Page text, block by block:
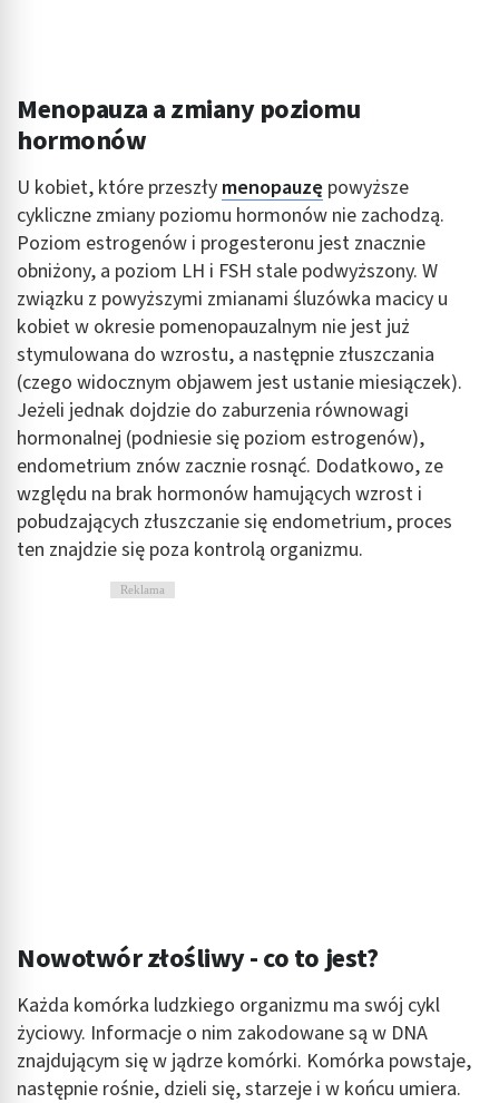
Menopauza a zmiany poziomu
hormonów
U kobiet, które przeszły menopauzę powyższe
cykliczne zmiany poziomu hormonów nie zachodzą.
Poziom estrogenów i progesteronu jest znacznie
obniżony, a poziom LH i FSH stale podwyższony. W
związku z powyższymi zmianami śluzówka macicy u
kobiet w okresie pomenopauzalnym nie jest już
stymulowana do wzrostu, a następnie złuszczania
(czego widocznym objawem jest ustanie miesiączek).
Jeżeli jednak dojdzie do zaburzenia równowagi
hormonalnej (podniesie się poziom estrogenów),
endometrium znów zacznie rosnąć. Dodatkowo, ze
względu na brak hormonów hamujących wzrost i
pobudzających złuszczanie się endometrium, proces
ten znajdzie się poza kontrolą organizmu.
Reklama
Nowotwór złośliwy - co to jest?
Każda komórka ludzkiego organizmu ma swój cykl
życiowy. Informacje o nim zakodowane są w DNA
znajdującym się w jądrze komórki. Komórka powstaje,
następnie rośnie, dzieli się, starzeje i w końcu umiera.